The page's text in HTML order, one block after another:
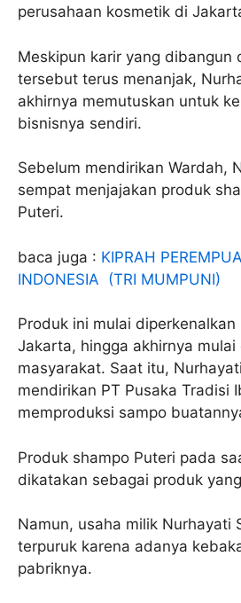
perusahaan kosmetik di
Meskipun karir yang dibangun
tersebut terus menanjak,
akhirnya memutuskan untuk
bisnisnya sendiri.
Sebelum mendirikan Wardah,
sempat menjajakan produk
Puteri.
baca juga : KIPRAH
INDONESIA (TRI MUMPUNI)
Produk ini mulai
Jakarta, hingga akhirnya mulai
masyarakat. Saat itu,
mendirikan PT Pusaka Tradisi
memproduksi sampo
Produk shampo Puteri pada
dikatakan sebagai produk
Namun, usaha milik Nurhayati
terpuruk karena adanya
pabriknya.